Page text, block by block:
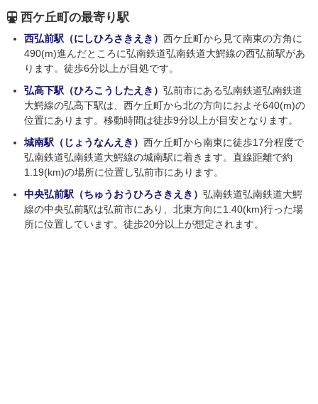
西ケ丘町の最寄り駅
西弘前駅（にしひろさきえき） 西ケ丘町から見て南東の方角に
490(m)進んだところに弘南鉄道弘南鉄道大鰐線の西弘前駅があ
ります。徒歩6分以上が目処です。
弘高下駅（ひろこうしたえき） 弘前市にある弘南鉄道弘南鉄道
大鰐線の弘高下駅は、西ケ丘町から北の方向におよそ640(m)の
位置にあります。移動時間は徒歩9分以上が目安となります。
城南駅（じょうなんえき） 西ケ丘町から南東に徒歩17分程度で
弘南鉄道弘南鉄道大鰐線の城南駅に着きます。直線距離で約
1.19(km)の場所に位置し弘前市にあります。
中央弘前駅（ちゅうおうひろさきえき） 弘南鉄道弘南鉄道大鰐
線の中央弘前駅は弘前市にあり、北東方向に1.40(km)行った場
所に位置しています。徒歩20分以上が想定されます。